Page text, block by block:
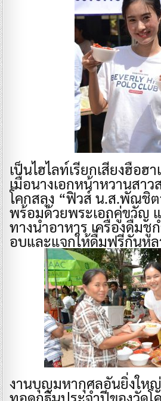
เป็นไฮไลท์เรียกเสียงฮือฮ
เมื่อนางเอกหน้าหวานสา
โคกสลุง “ฟิวส์ น.ส.พัณชิ
พร้อมด้วยพระเอกคู่ขวัญ
ทางนำอาหาร เครื่องดื่มชู
อบและแจกให้ดื่มฟรีกันห
งานบุญมหากุศลอันยิ่งให